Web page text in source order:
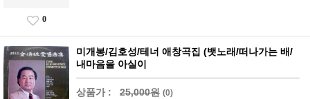
0
미개봉/김호성/테너 애창곡집 (뱃노래/떠나가는 배/
내마음을 아실이
상품가 : 25,000원 (0)